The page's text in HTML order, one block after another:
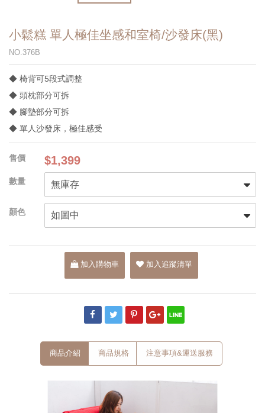
小鬆糕 單人極佳坐感和室椅/沙發床(黑)
NO.376B
◆ 椅背可5段式調整
◆ 頭枕部分可拆
◆ 腳墊部分可拆
◆ 單人沙發床，極佳感受
$1,399
加入購物車 加入追蹤清單
商品介紹 商品規格 注意事項&運送服務